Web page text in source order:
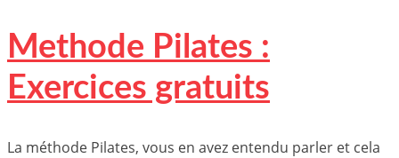
Methode Pilates :
Exercices gratuits
La méthode Pilates, vous en avez entendu parler et cela